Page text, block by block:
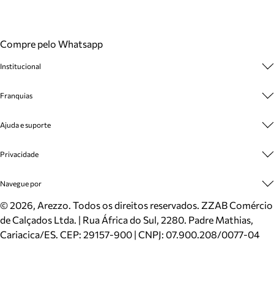
Compre pelo Whatsapp
Institucional
Cashback
Venda Corporativa
Mapa do Site
Inverno
Mundo Arezzo
Franquias
Plano de Negócio
Ajuda e suporte
Cadastro
Meus Pedidos
Trocas e Devoluções
Cartão Presente
Localizador de lojas
Privacidade
Politica e Privacidade
Navegue por
Sapatos
Bolsas
Scarpins
©2026, Arezzo. Todos os direitos reservados. ZZAB Comércio
de Calçados Ltda. | Rua África do Sul, 2280. Padre Mathias,
Cariacica/ES. CEP: 29157-900 | CNPJ: 07.900.208/0077-04